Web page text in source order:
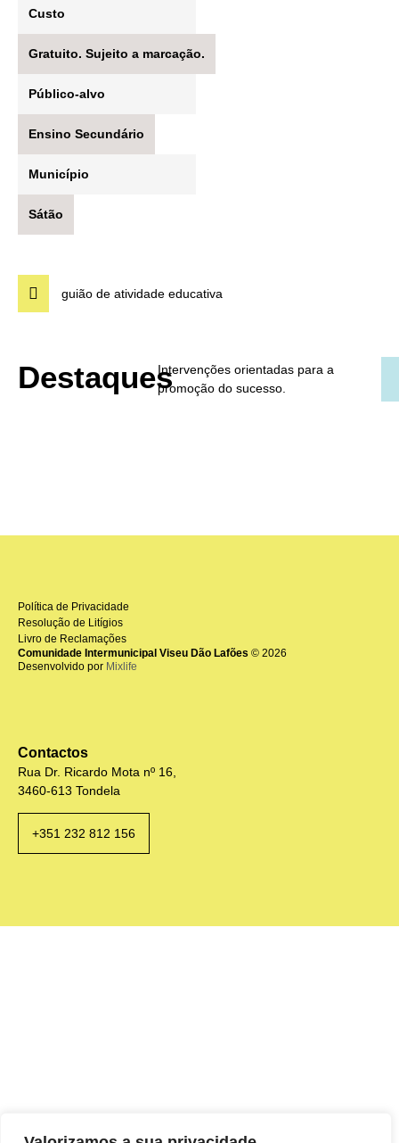
Custo
Gratuito. Sujeito a marcação.
Público-alvo
Ensino Secundário
Município
Sátão
guião de atividade educativa
DestaquesIntervenções orientadas para a
promoção do sucesso.
Política de Privacidade
Resolução de Litígios
Livro de Reclamações
Comunidade Intermunicipal Viseu Dão Lafões © 2026
Desenvolvido por Mixlife
Contactos
Rua Dr. Ricardo Mota nº 16,
3460-613 Tondela
+351 232 812 156